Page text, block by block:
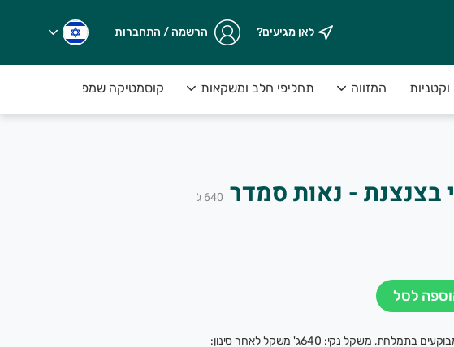
מלאה.
מבצעים. לעוד פרטים על המנוי>>
לאן מגיעים? הרשמה / התחברות
וקטניות המזווה תחליפי חלב ומשקאות קוסמטיקה שמפו וסבונים
בצנצנת - נאות סמדר 640ג׳
לסל
זיתים ירוקים אורגניים מבוקעים בתמלחת, משקל נקי: 640ג' משקל לאחר סינון: